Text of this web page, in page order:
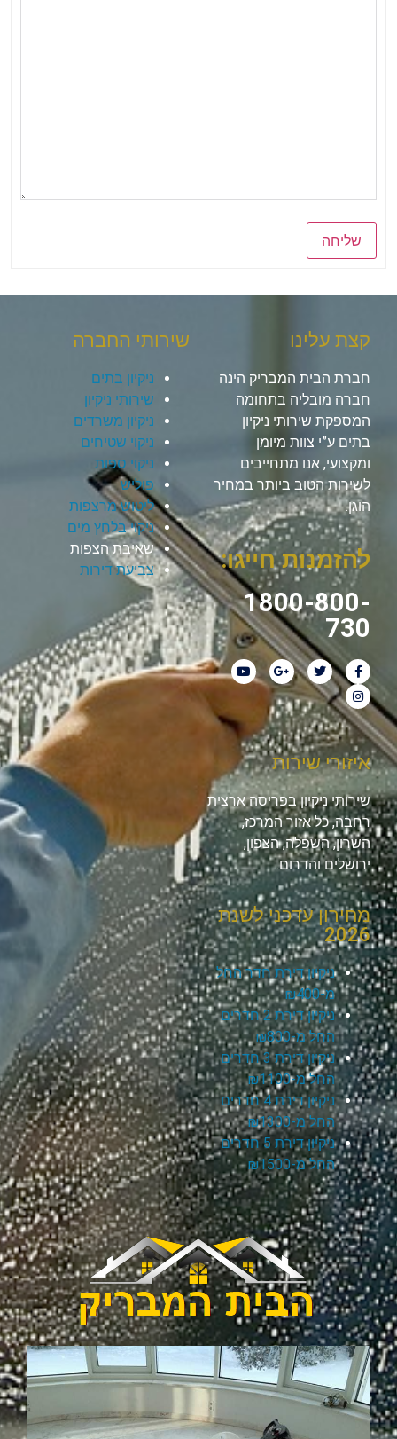
שליחה
קצת עלינו
חברת הבית המבריק הינה
חברה מובליה בתחומה
המספקת שירותי ניקיון
בתים ע”י צוות מיומן
ומקצועי, אנו מתחייבים
לשירות הטוב ביותר במחיר
הוגן.
להזמנות חייגו:
1800-800-
730
שירותי החברה
ניקיון בתים
שירותי ניקיון
ניקיון משרדים
ניקוי שטיחים
ניקוי ספות
פוליש
ליטוש מרצפות
ניקוי בלחץ מים
שאיבת הצפות
צביעת דירות
איזורי שירות
שירותי ניקיון בפריסה ארצית
רחבה, כל אזור המרכז,
השרון, השפלה, הצפון,
ירושלים והדרום.
מחירון עדכני לשנת
2026
ניקיון דירת חדר החל
מ-₪400
ניקיון דירת 2 חדרים
החל מ-₪800
ניקיון דירת 3 חדרים
החל מ-₪1100
ניקיון דירת 4 חדרים
החל מ-₪1300
ניקיון דירת 5 חדרים
החל מ-₪1500